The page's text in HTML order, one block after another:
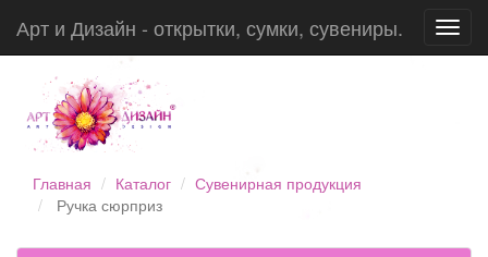
Арт и Дизайн - открытки, сумки, сувениры.
Главная Каталог
Сувенирная продукция
Ручка сюрприз